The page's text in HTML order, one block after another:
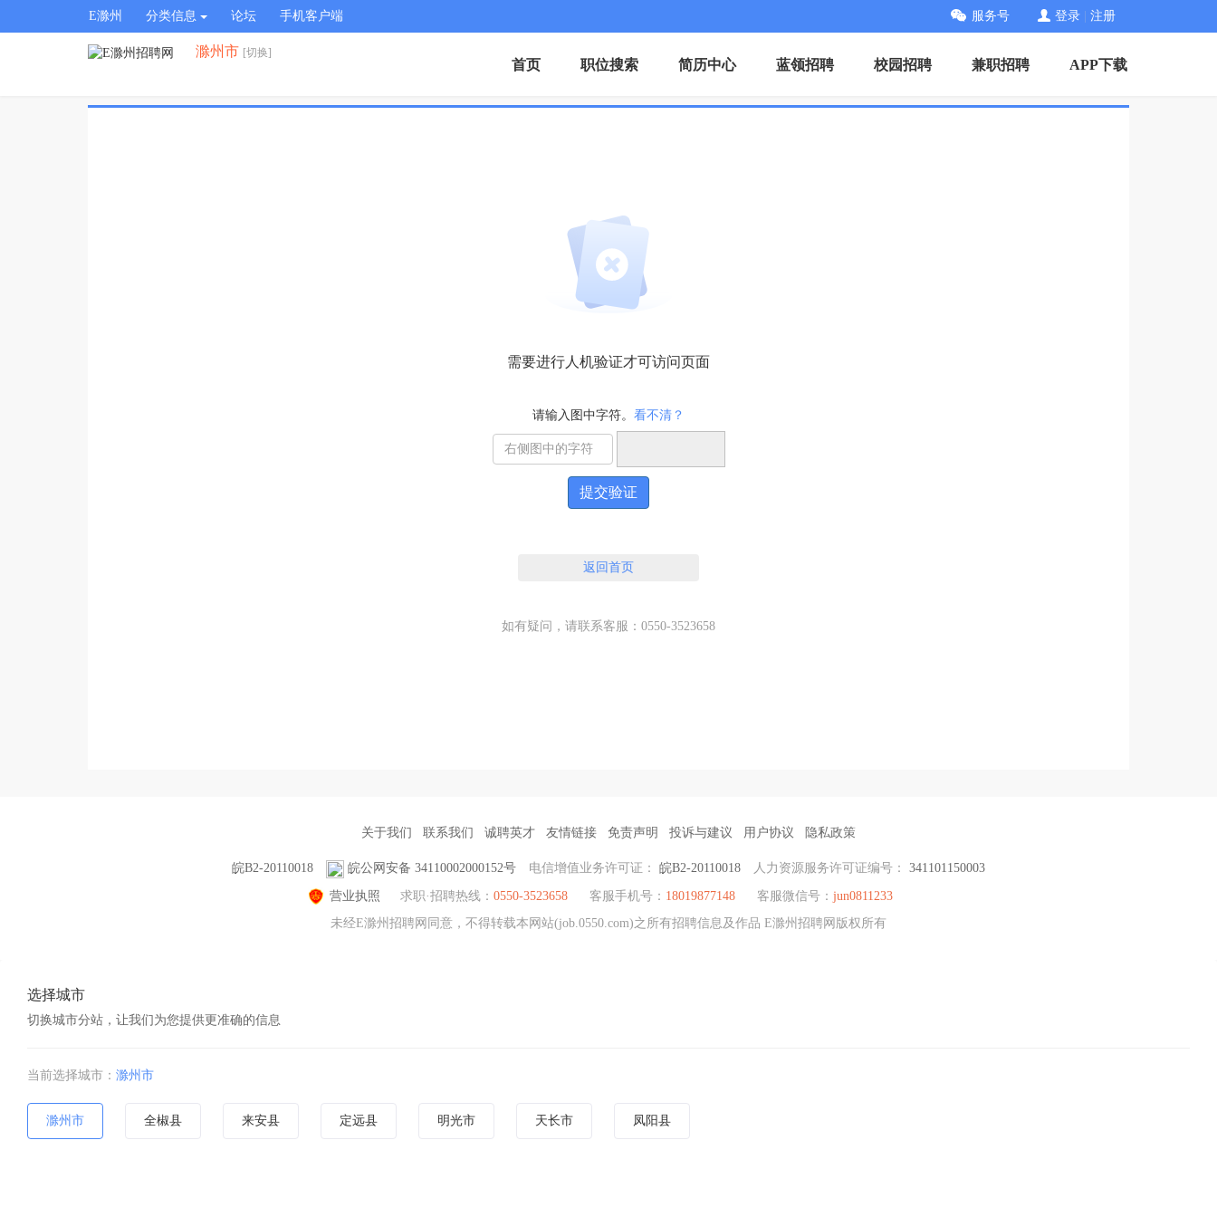
E滁州 分类信息 论坛 手机客户端 服务号 登录 注册
滁州市 [切换]
首页 职位搜索 简历中心 蓝领招聘 校园招聘 兼职招聘 APP下载
需要进行人机验证才可访问页面
请输入图中字符。 看不清？
提交验证
返回首页
如有疑问，请联系客服：0550-3523658
关于我们 联系我们 诚聘英才 友情链接 免责声明 投诉与建议 用户协议 隐私政策
皖B2-20110018 皖公网安备 34110002000152号 电信增值业务许可证： 皖B2-20110018 人力资源服务许可证编号： 341101150003
营业执照 求职·招聘热线： 0550-3523658 客服手机号： 18019877148 客服微信号： jun0811233
未经E滁州招聘网同意，不得转载本网站(job.0550.com)之所有招聘信息及作品 E滁州招聘网版权所有
选择城市
切换城市分站，让我们为您提供更准确的信息
当前选择城市： 滁州市
滁州市 全椒县 来安县 定远县 明光市 天长市 凤阳县